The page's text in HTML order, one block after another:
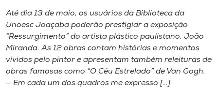
Internacionalização
I.nova
Até dia 13 de maio, os usuários da Biblioteca da
Unoesc Joaçaba poderão prestigiar a exposição
“Ressurgimento” do artista plástico paulistano, João
Miranda. As 12 obras contam histórias e momentos
vividos pelo pintor e apresentam também releituras de
obras famosas como “O Céu Estrelado” de Van Gogh.
— Em cada um dos quadros me expresso […]